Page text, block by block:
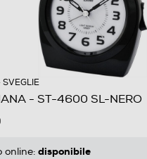
- ST-4600 SL-NERO
online: disponibile